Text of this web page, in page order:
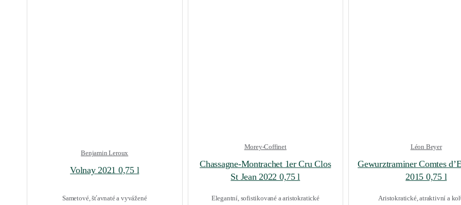
Benjamin Leroux
Volnay 2021 0,75 l
Sametové, šťavnaté a vyvážené
Morey-Coffinet
Chassagne-Montrachet 1er Cru Clos
St Jean 2022 0,75 l
Elegantní, sofistikované a aristokratické
Léon Beyer
Gewurztraminer Comtes
2015 0,75 l
Aristokratické, atraktivní a